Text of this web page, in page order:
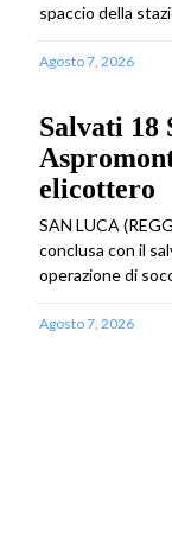
spaccio della
Agosto 7, 2026
Salvati 18
elicottero
SAN LUCA
conclusa con il
operazione di
Agosto 7, 2026